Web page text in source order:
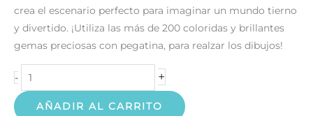
crea el escenario perfecto para imaginar un mundo tierno
y divertido. ¡Utiliza las más de 200 coloridas y brillantes
gemas preciosas con pegatina, para realzar los dibujos!
- +
AÑADIR AL CARRITO